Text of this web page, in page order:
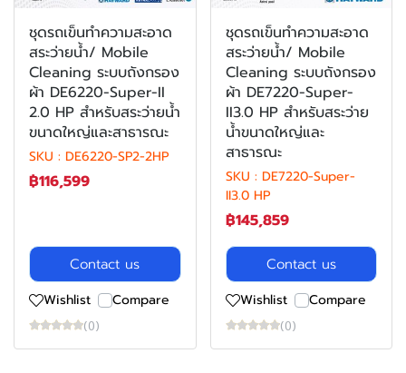
ชุดรถเข็นทำความสะอาด
สระว่ายน้ำ/ Mobile
Cleaning ระบบถังกรอง
ผ้า DE6220-Super-II
2.0 HP สำหรับสระว่ายน้ำ
ขนาดใหญ่และสาธารณะ
SKU : DE6220-SP2-2HP
฿116,599
Contact us
Wishlist Compare
(0)
ชุดรถเข็นทำความสะอาด
สระว่ายน้ำ/ Mobile
Cleaning ระบบถังกรอง
ผ้า DE7220-Super-
II3.0 HP สำหรับสระว่าย
น้ำขนาดใหญ่และ
สาธารณะ
SKU : DE7220-Super-
II3.0 HP
฿145,859
Contact us
Wishlist Compare
(0)